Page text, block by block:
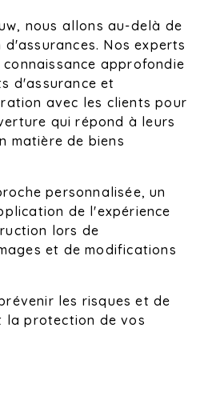
nous allons au-delà de
Nos experts
approfondie
d'assurance et
avec les clients pour
qui répond à leurs
matière de biens
personnalisée, un
de l'expérience
lors de
et de modifications
les risques et de
la protection de vos